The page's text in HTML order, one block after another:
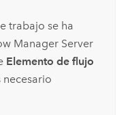
trabajo se ha
Manager Server
Elemento de flujo
necesario